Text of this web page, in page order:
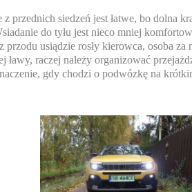
przednich siedzeń jest łatwe, bo dolna
do tyłu jest nieco mniej
usiądzie rosły kierowca, osoba
ławy, raczej należy organizować
gdy chodzi o podwózkę na